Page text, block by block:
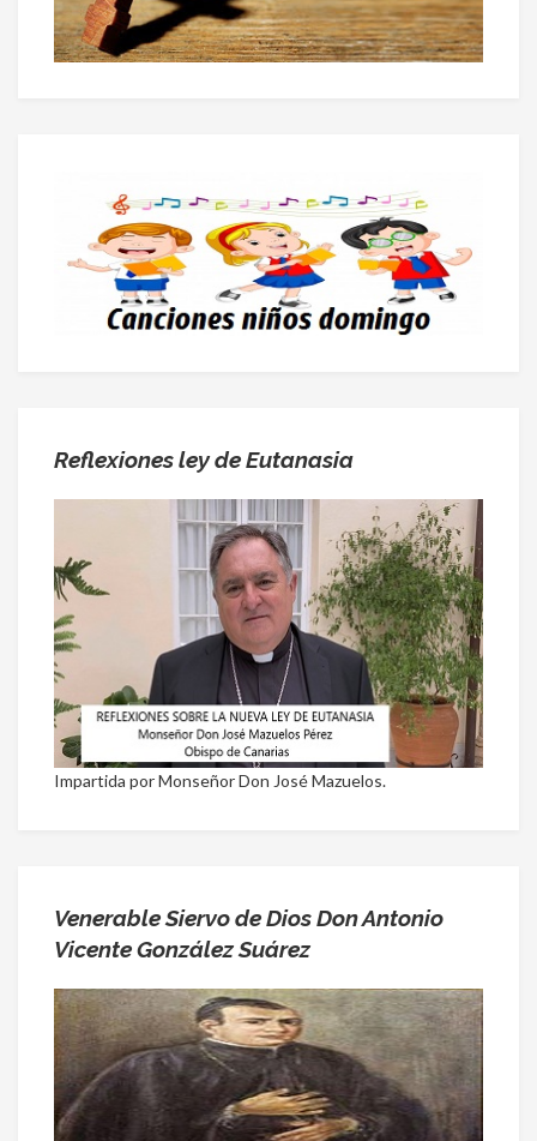
Reflexiones ley de Eutanasia
Impartida por Monseñor Don José Mazuelos.
Venerable Siervo de Dios Don Antonio
Vicente González Suárez